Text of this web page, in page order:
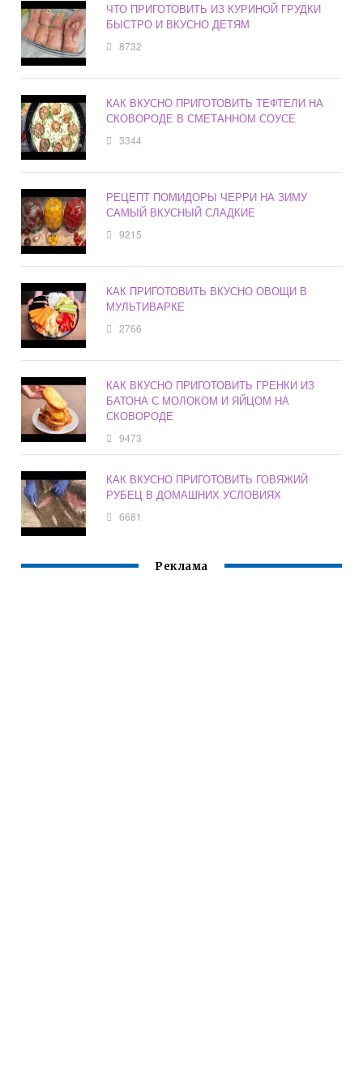
ЧТО ПРИГОТОВИТЬ ИЗ КУРИНОЙ ГРУДКИ
БЫСТРО И ВКУСНО ДЕТЯМ
8732
КАК ВКУСНО ПРИГОТОВИТЬ ТЕФТЕЛИ НА
СКОВОРОДЕ В СМЕТАННОМ СОУСЕ
3344
РЕЦЕПТ ПОМИДОРЫ ЧЕРРИ НА ЗИМУ
САМЫЙ ВКУСНЫЙ СЛАДКИЕ
9215
КАК ПРИГОТОВИТЬ ВКУСНО ОВОЩИ В
МУЛЬТИВАРКЕ
2766
КАК ВКУСНО ПРИГОТОВИТЬ ГРЕНКИ ИЗ
БАТОНА С МОЛОКОМ И ЯЙЦОМ НА
СКОВОРОДЕ
9473
КАК ВКУСНО ПРИГОТОВИТЬ ГОВЯЖИЙ
РУБЕЦ В ДОМАШНИХ УСЛОВИЯХ
6681
Реклама